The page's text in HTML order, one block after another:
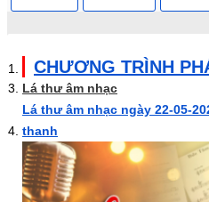
CHƯƠNG TRÌNH
Lá thư âm nhạc
Lá thư âm nhạc ngày 22-05-
thanh